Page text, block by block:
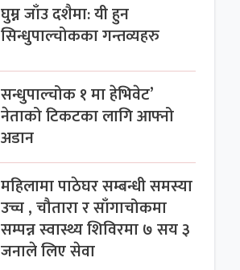
घुम्न जाँउ दशैमा: यी हुन
सिन्धुपाल्चोकका गन्तव्यहरु
सन्धुपाल्चोक १ मा हेभिवेट’
नेताको टिकटका लागि आफ्नो
अडान
महिलामा पाठेघर सम्बन्धी समस्या
उच्च , चौतारा र साँगाचोकमा
सम्पन्न स्वास्थ्य शिविरमा ७ सय ३
जनाले लिए सेवा